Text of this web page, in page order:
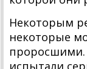
Некоторым
некоторые
испытали